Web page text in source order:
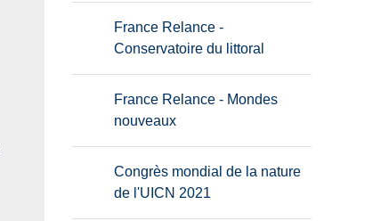
France Relance -
Conservatoire du littoral
France Relance - Mondes
nouveaux
Congrès mondial de la nature
de l'UICN 2021